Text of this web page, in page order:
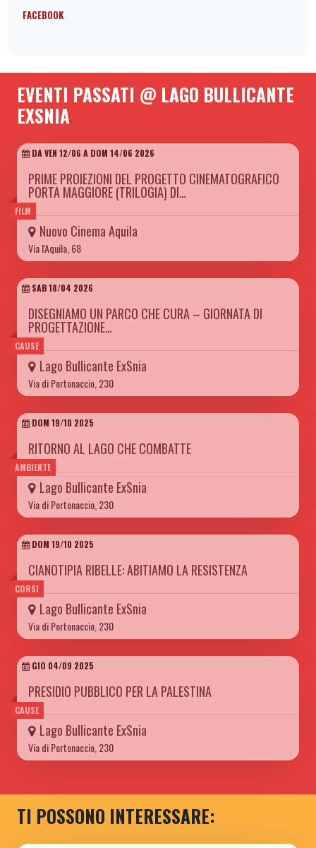
FACEBOOK
EVENTI PASSATI @ LAGO BULLICANTE
EXSNIA
FILM
DA VEN 12/06 A DOM 14/06 2026
PRIME PROIEZIONI DEL PROGETTO CINEMATOGRAFICO
PORTA MAGGIORE (TRILOGIA) DI…
Nuovo Cinema Aquila
Via l'Aquila, 68
CAUSE
SAB 18/04 2026
DISEGNIAMO UN PARCO CHE CURA – GIORNATA DI
PROGETTAZIONE…
Lago Bullicante ExSnia
Via di Portonaccio, 230
AMBIENTE
DOM 19/10 2025
RITORNO AL LAGO CHE COMBATTE
Lago Bullicante ExSnia
Via di Portonaccio, 230
CORSI
DOM 19/10 2025
CIANOTIPIA RIBELLE: ABITIAMO LA RESISTENZA
Lago Bullicante ExSnia
Via di Portonaccio, 230
CAUSE
GIO 04/09 2025
PRESIDIO PUBBLICO PER LA PALESTINA
Lago Bullicante ExSnia
Via di Portonaccio, 230
TI POSSONO INTERESSARE: